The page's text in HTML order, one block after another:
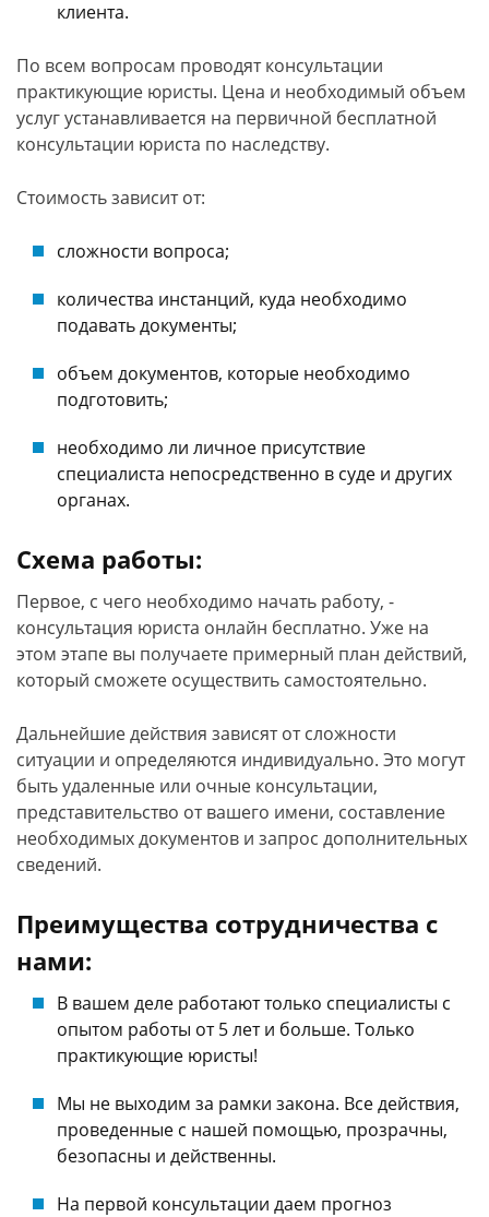
клиента.
По всем вопросам проводят консультации
практикующие юристы. Цена и необходимый объем
услуг устанавливается на первичной бесплатной
консультации юриста по наследству.
Стоимость зависит от:
сложности вопроса;
количества инстанций, куда необходимо
подавать документы;
объем документов, которые необходимо
подготовить;
необходимо ли личное присутствие
специалиста непосредственно в суде и других
органах.
Схема работы:
Первое, с чего необходимо начать работу, -
консультация юриста онлайн бесплатно. Уже на
этом этапе вы получаете примерный план действий,
который сможете осуществить самостоятельно.
Дальнейшие действия зависят от сложности
ситуации и определяются индивидуально. Это могут
быть удаленные или очные консультации,
представительство от вашего имени, составление
необходимых документов и запрос дополнительных
сведений.
Преимущества сотрудничества с
нами:
В вашем деле работают только специалисты с
опытом работы от 5 лет и больше. Только
практикующие юристы!
Мы не выходим за рамки закона. Все действия,
проведенные с нашей помощью, прозрачны,
безопасны и действенны.
На первой консультации даем прогноз